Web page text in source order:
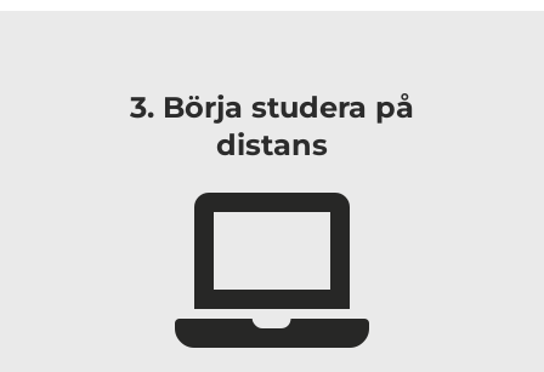
3. Börja studera på
distans